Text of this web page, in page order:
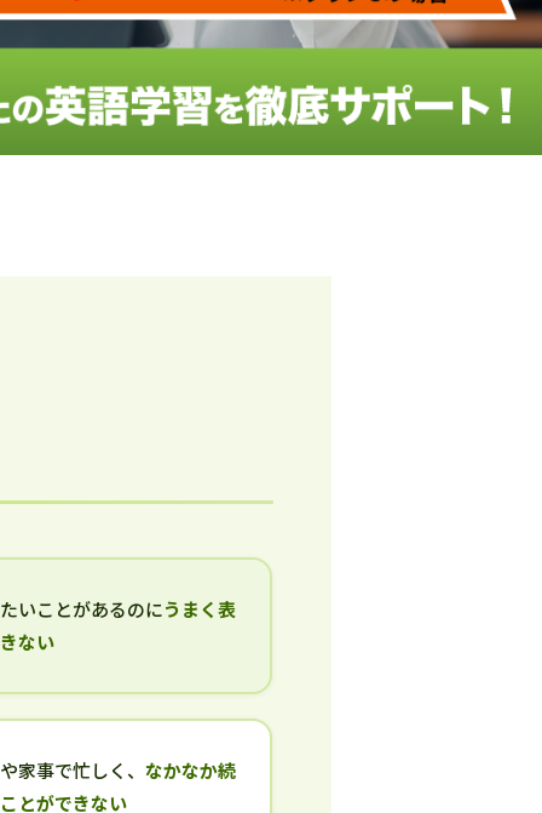
いことがあるのにうまく表
ない
家事で忙しく、なかなか続
とができない